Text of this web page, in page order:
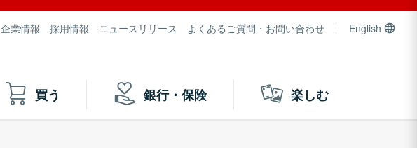
企業情報 採用情報 ニュースリリース よくあるご質問・お問い合わせ English
買う 銀行・保険 楽しむ